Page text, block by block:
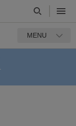
MENU